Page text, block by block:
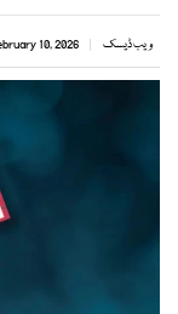
ویب ڈیسک 10, 2026